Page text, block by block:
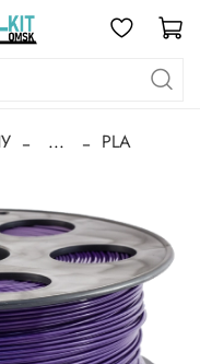
... PLA